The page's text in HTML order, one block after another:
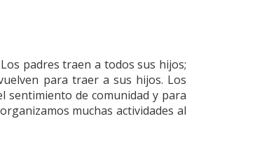
padres traen a todos sus hijos;
para traer a sus hijos. Los
sentimiento de comunidad y para
muchas actividades al